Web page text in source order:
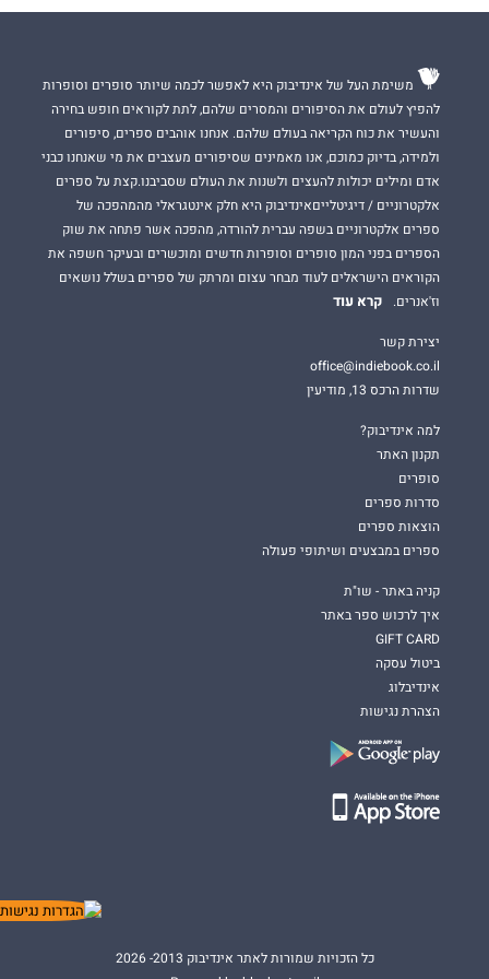
משימת העל של אינדיבוק היא לאפשר לכמה שיותר סופרים וסופרות
להפיץ לעולם את הסיפורים והמסרים שלהם, לתת לקוראים חופש בחירה
והעשיר את כוח הקריאה בעולם שלהם. אנחנו אוהבים ספרים, סיפורים
ולמידה, בדיוק כמוכם, אנו מאמינים שסיפורים מעצבים את מי שאנחנו כבני
אדם ומילים יכולות להעצים ולשנות את העולם שסביבנו.קצת על ספרים
אלקטרוניים / דיגיטלייםאינדיבוק היא חלק אינטגראלי מהמהפכה של
ספרים אלקטרוניים בשפה עברית להורדה, מהפכה אשר פתחה את שוק
הספרים בפני המון סופרים וסופרות חדשים ומוכשרים ובעיקר חשפה את
הקוראים הישראלים לעוד מבחר עצום ומרתק של ספרים בשלל נושאים
וז'אנרים.
קרא עוד
יצירת קשר
office@indiebook.co.il
שדרות הרכס 13, מודיעין
למה אינדיבוק?
תקנון האתר
סופרים
סדרות ספרים
הוצאות ספרים
ספרים במבצעים ושיתופי פעולה
קניה באתר - שו"ת
איך לרכוש ספר באתר
GIFT CARD
ביטול עסקה
אינדיבלוג
הצהרת נגישות
כל הזכויות שמורות לאתר אינדיבוק 2013- 2026